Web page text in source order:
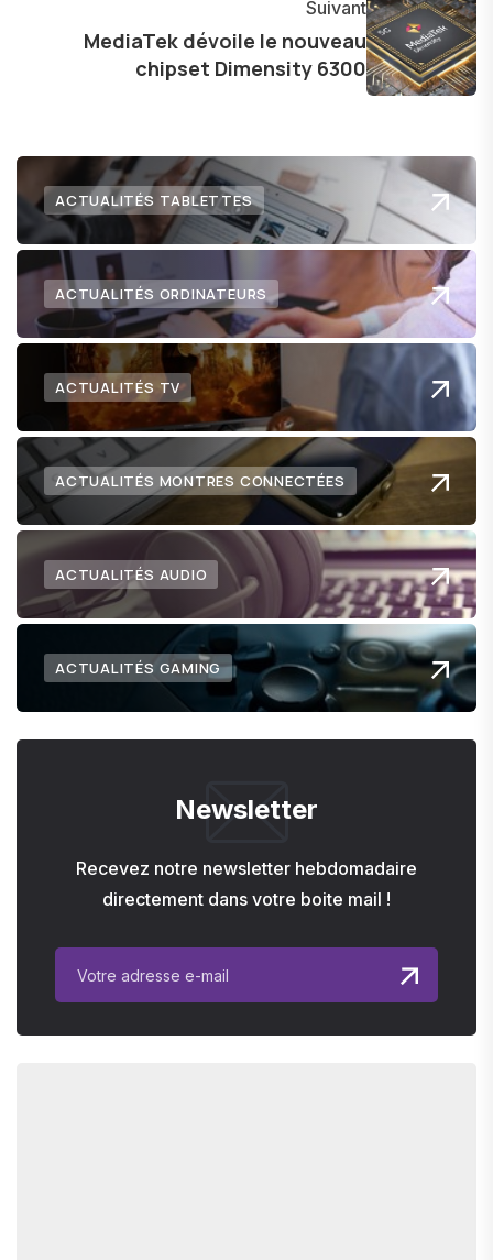
l'exploration constante des frontières de la
technologie me permet de présenter aux
lecteurs un aperçu captivant de ce que le futur
Suivant
MediaTek dévoile le nouveau
chipset Dimensity 6300
ACTUALITÉS TABLETTES
ACTUALITÉS ORDINATEURS
ACTUALITÉS TV
ACTUALITÉS MONTRES CONNECTÉES
ACTUALITÉS AUDIO
ACTUALITÉS GAMING
Newsletter
Recevez notre newsletter hebdomadaire
directement dans votre boite mail !